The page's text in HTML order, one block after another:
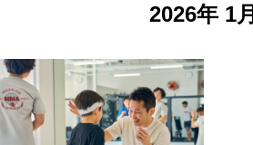
2026年 1月